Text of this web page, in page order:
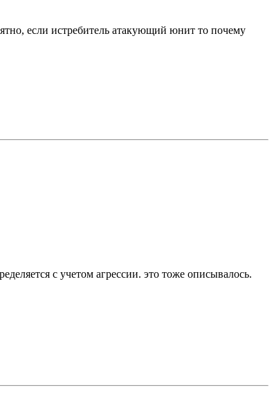
если истребитель атакующий юнит то почему
с учетом агрессии. это тоже описывалось.